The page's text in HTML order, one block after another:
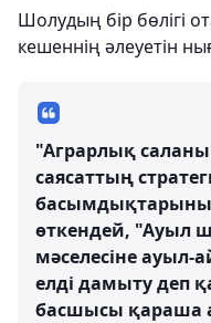
Шолудың бір бөлігі
кешеннің әлеуетін
"Аграрлық
саясаттың
өткендей, "Ауыл
мәселесіне ауыл-
елді дамыту деп
басшысы қараша